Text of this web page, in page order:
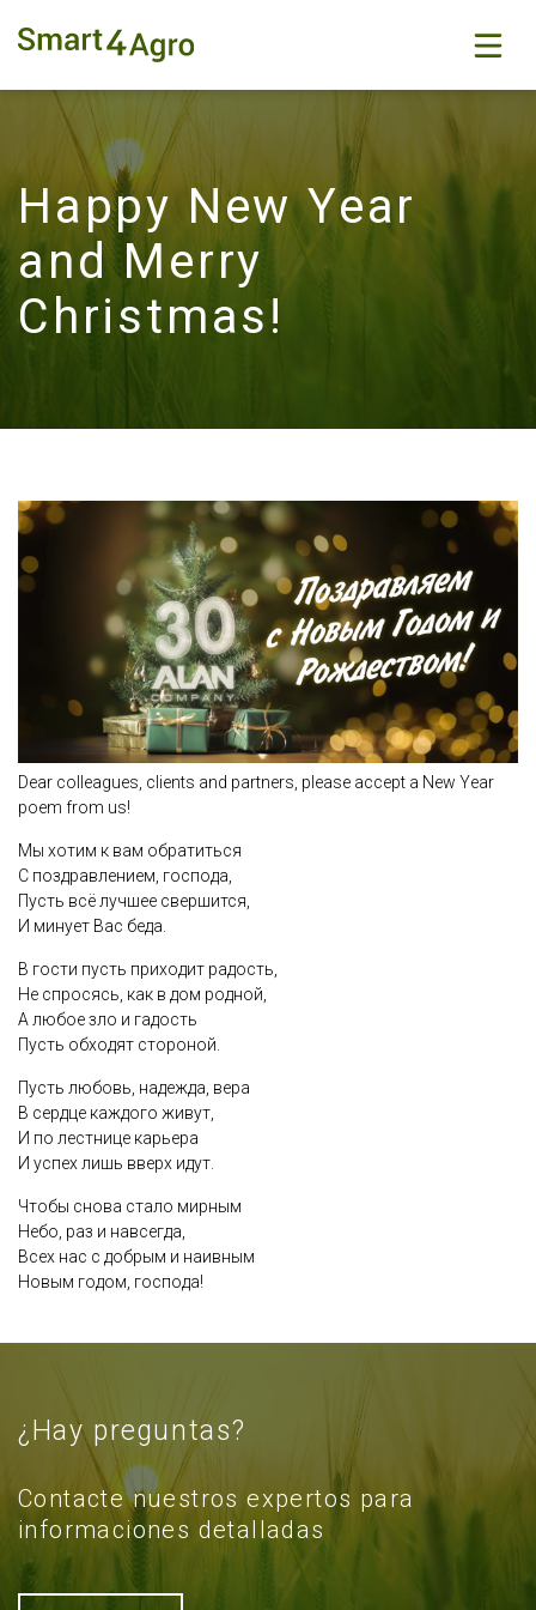
Happy New Year
and Merry
Christmas!
Dear colleagues, clients and partners, please accept a New Year
poem from us!
Мы хотим к вам обратиться
С поздравлением, господа,
Пусть всё лучшее свершится,
И минует Вас беда.
В гости пусть приходит радость,
Не спросясь, как в дом родной,
А любое зло и гадость
Пусть обходят стороной.
Пусть любовь, надежда, вера
В сердце каждого живут,
И по лестнице карьера
И успех лишь вверх идут.
Чтобы снова стало мирным
Небо, раз и навсегда,
Всех нас с добрым и наивным
Новым годом, господа!
¿Hay preguntas?
Contacte nuestros expertos para
informaciones detalladas